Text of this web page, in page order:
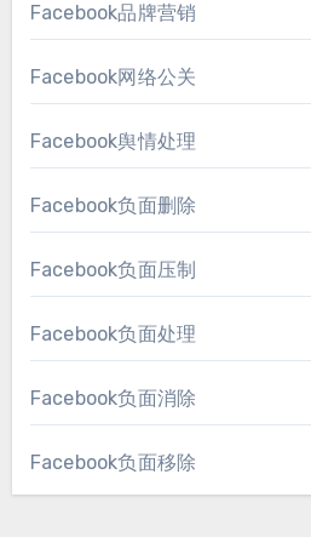
Facebook品牌营销
Facebook网络公关
Facebook舆情处理
Facebook负面删除
Facebook负面压制
Facebook负面处理
Facebook负面消除
Facebook负面移除